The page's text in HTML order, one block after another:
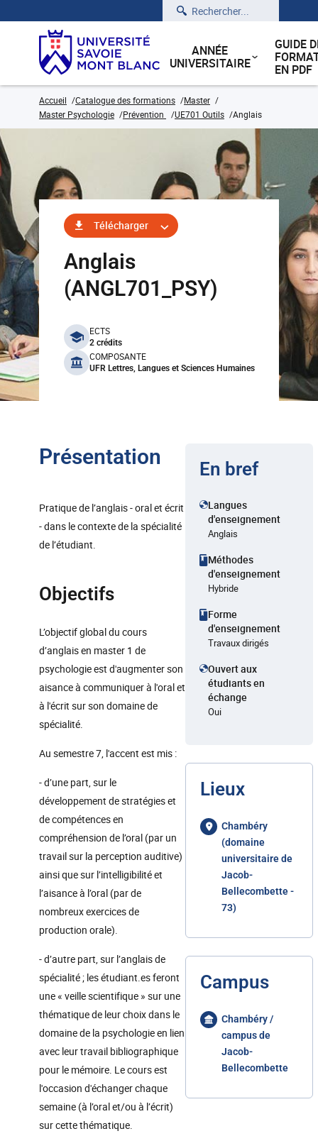
Rechercher
ANNÉE
UNIVERSITAIRE
GUIDE
EN PDF
Accueil Catalogue des formations
Master
Master Psychologie
Prévention UE701 Outils Anglais
Télécharger
Anglais
(ANGL701_PSY)
benefits
ECTS
2 crédits
COMPOSANTE
UFR Lettres, Langues et Sciences Humaines
Présentation
Pratique de l’anglais - oral et écrit
- dans le contexte de la spécialité
de l’étudiant.
Objectifs
L’objectif global du cours
d’anglais en master 1 de
psychologie est d'augmenter son
aisance à communiquer à l'oral et
à l'écrit sur son domaine de
spécialité.
Au semestre 7, l'accent est mis :
- d’une part, sur le
développement de stratégies et
de compétences en
compréhension de l’oral (par un
travail sur la perception auditive)
ainsi que sur l’intelligibilité et
l’aisance à l’oral (par de
nombreux exercices de
production orale).
- d’autre part, sur l’anglais de
spécialité ; les étudiant.es feront
une « veille scientifique » sur une
thématique de leur choix dans le
domaine de la psychologie en lien
avec leur travail bibliographique
pour le mémoire. Le cours est
l'occasion d'échanger chaque
semaine (à l’oral et/ou à l’écrit)
sur cette thématique.
En bref
Langues
d'enseignement
Anglais
Méthodes
d'enseignement
Hybride
Forme
d'enseignement
Travaux dirigés
Ouvert aux
étudiants en
échange
Oui
Lieux
Chambéry
(domaine
universitaire de
Jacob-
Bellecombette -
73)
Campus
Chambéry /
campus de
Jacob-
Bellecombette